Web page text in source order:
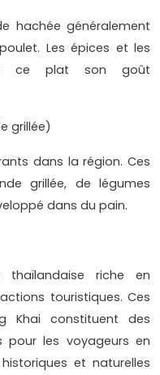
hachée généralement
Les épices et les
ce plat son goût
grillée)
dans la région. Ces
grillée, de légumes
dans du pain.
riche en
touristiques. Ces
Khai constituent des
pour les voyageurs en
et naturelles